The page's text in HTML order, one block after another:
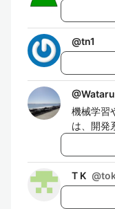
@tn1
@
機械学習
は、開発
T K @